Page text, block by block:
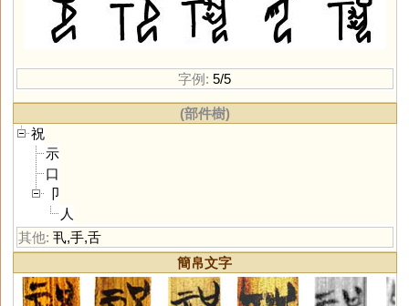
字例: 5/5
(部件樹)
祝
示
口
卩
人
其他: 丮,手,舌
簡帛文字